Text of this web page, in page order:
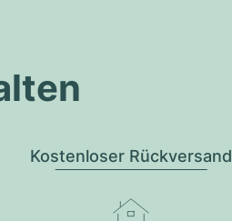
Kostenloser Rückversand